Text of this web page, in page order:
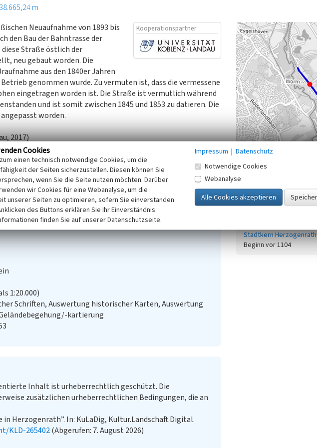
m
Kooperationspartner
Neuaufnahme von 1893 bis
den Bau der Bahntrasse der
Straße östlich der
neu gebaut worden. Die
aus den 1840er Jahren
genommen wurde. Zu vermuten ist, dass die vermessene
eingetragen worden ist. Die Straße ist vermutlich während
und ist somit zwischen 1845 und 1853 zu datieren. Die
worden.
2017)
Nederlanden en het Prinsbisdom Luik. Blatt 230-Rolduc
topographische Karten des heutigen Nordrhein-Westfalens
1:20.000)
Schriften, Auswertung historischer Karten, Auswertung
kartierung
Inhalt ist urheberrechtlich geschützt. Die
zusätzlichen urheberrechtlichen Bedingungen, die an
in Herzogenrath”. In: KuLaDig, Kultur.Landschaft.Digital.
KLD-265402(Abgerufen: 7. August 2026)
Stadtkern Herzogenrath
Beginn vor 1104
Cookies
einen technisch notwendige Cookies, um die
der Seiten sicherzustellen. Diesen können Sie
wenn Sie die Seite nutzen möchten. Darüber
wir Cookies für eine Webanalyse, um die
unserer Seiten zu optimieren, sofern Sie einverstanden
des Buttons erklären Sie Ihr Einverständnis.
finden Sie auf unserer Datenschutzseite.
Impressum | Datenschutz
Notwendige Cookies
Webanalyse